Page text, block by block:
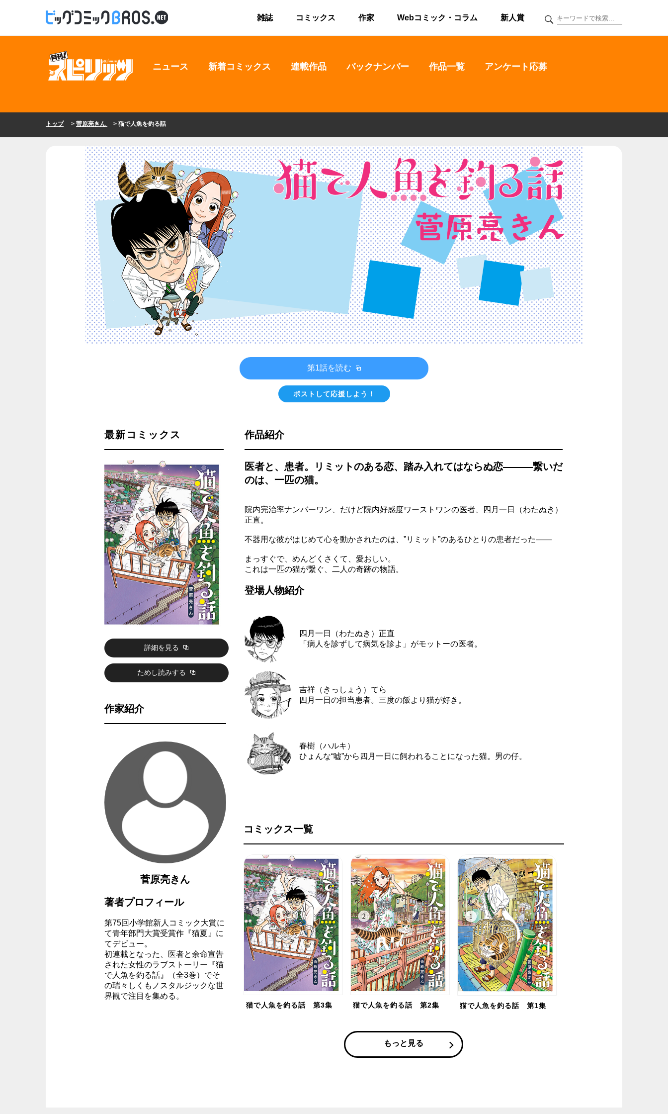
雑誌 コミックス 作家 Webコミック・コラム 新人賞
ニュース 新着コミックス 連載作品 バックナンバー 作品一覧 アンケート応募
トップ> 菅原亮きん > 猫で人魚を釣る話
第1話を読む
ポストして応援しよう！
最新コミックス
詳細を見る
ためし読みする
作家紹介
菅原亮きん
著者プロフィール
第75回小学館新人コミック大賞に
て青年部門大賞受賞作『猫夏』に
てデビュー。
初連載となった、医者と余命宣告
された女性のラブストーリー『猫
で人魚を釣る話』（全3巻）でそ
の瑞々しくもノスタルジックな世
界観で注目を集める。
作品紹介
医者と、患者。リミットのある恋、踏み入れてはならぬ恋―――繋いだ
のは、一匹の猫。
院内完治率ナンバーワン、だけど院内好感度ワーストワンの医者、四月一日（わたぬき）
正直。
不器用な彼がはじめて心を動かされたのは、”リミット”のあるひとりの患者だった――
まっすぐで、めんどくさくて、愛おしい。
これは一匹の猫が繋ぐ、二人の奇跡の物語。
登場人物紹介
四月一日（わたぬき）正直
「病人を診ずして病気を診よ」がモットーの医者。
吉祥（きっしょう）てら
四月一日の担当患者。三度の飯より猫が好き。
春樹（ハルキ）
ひょんな“嘘”から四月一日に飼われることになった猫。男の仔。
コミックス一覧
猫で人魚を釣る話 第3集 猫で人魚を釣る話 第2集 猫で人魚を釣る話 第1集
もっと見る